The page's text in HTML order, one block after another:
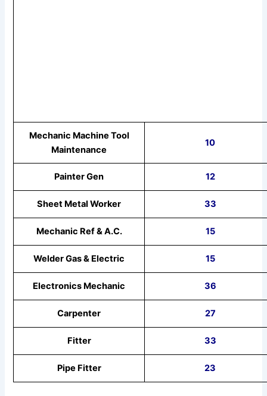
Mechanic Machine Tool
Maintenance
10
Painter Gen 12
Sheet Metal Worker 33
Mechanic Ref & A.C. 15
Welder Gas & Electric 15
Electronics Mechanic 36
Carpenter 27
Fitter 33
Pipe Fitter 23